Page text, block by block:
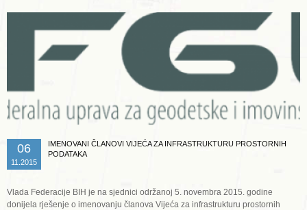
06
11.2015
IMENOVANI ČLANOVI VIJEĆA ZA INFRASTRUKTURU PROSTORNIH
PODATAKA
Vlada Federacije BIH je na sjednici održanoj 5. novembra 2015. godine
donijela rješenje o imenovanju članova Vijeća za infrastrukturu prostornih